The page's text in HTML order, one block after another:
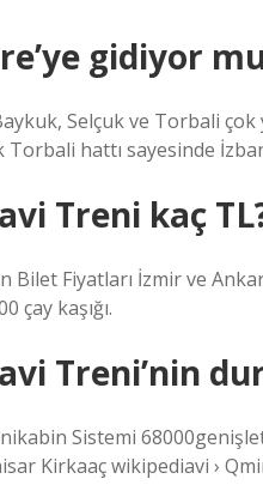
gidiyor
Selçuk ve Torbali
Torbali hattı sayesinde
Treni kaç
Bilet Fiyatları İzmir ve
çay kaşığı.
Treni’nin
Sistemi
Kirkaaç wikipediavi ›